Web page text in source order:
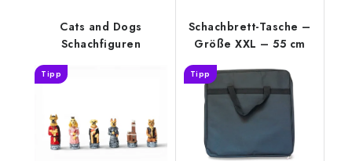
Cats and Dogs
Schachfiguren
Tipp
Schachbrett-Tasche –
Größe XXL – 55 cm
Tipp